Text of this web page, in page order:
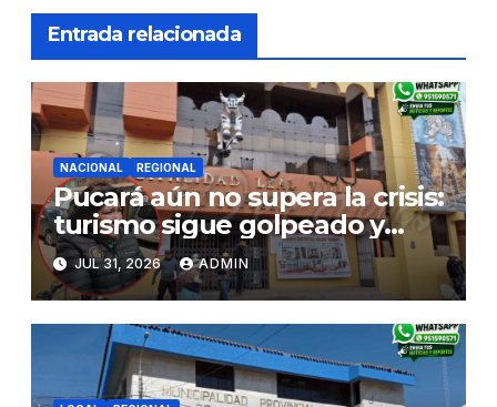
Entrada relacionada
NACIONAL REGIONAL
Pucará aún no supera la crisis:
turismo sigue golpeado y
alcaldesa exige al nuevo
Gobierno fondos para obras
paralizadas
JUL 31, 2026 ADMIN